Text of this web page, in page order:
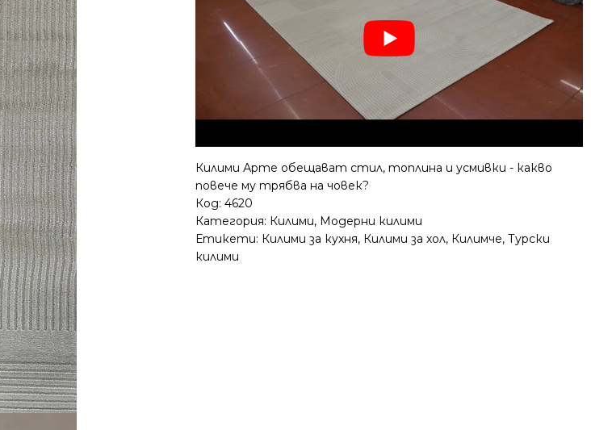
Килими Арте обещават стил, топлина и усмивки - какво
повече му трябва на човек?
Код:4620
Категория: Килими, Модерни килими
Етикети: Килими за кухня, Килими за хол, Килимче,Турски
килими